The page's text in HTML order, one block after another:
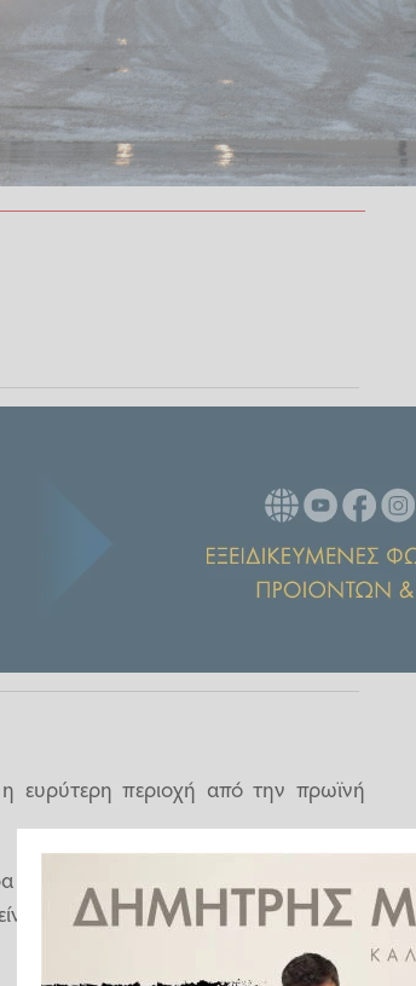
περιοχή από την πρωϊνή
είναι πρωτόγνωρο, αλλά δεν
συνηθισμένο, στο επίπεδο της